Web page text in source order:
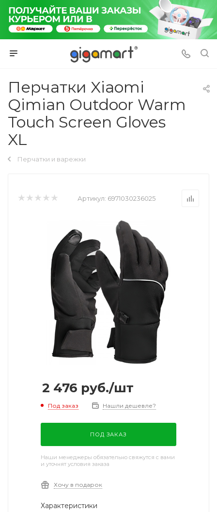
Перчатки Xiaomi
Qimian Outdoor Warm
Touch Screen Gloves
XL
Перчатки и варежки
Артикул: 6971030236025
2 476 руб./шт
Под заказ Нашли дешевле?
ПОД ЗАКАЗ
Наши менеджеры обязательно свяжутся с вами
и уточнят условия заказа
Хочу в подарок
Характеристики